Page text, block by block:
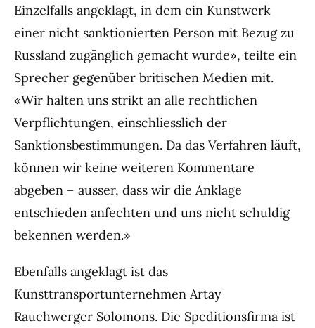
Einzelfalls angeklagt, in dem ein Kunstwerk
einer nicht sanktionierten Person mit Bezug zu
Russland zugänglich gemacht wurde», teilte ein
Sprecher gegenüber britischen Medien mit.
«Wir halten uns strikt an alle rechtlichen
Verpflichtungen, einschliesslich der
Sanktionsbestimmungen. Da das Verfahren läuft,
können wir keine weiteren Kommentare
abgeben – ausser, dass wir die Anklage
entschieden anfechten und uns nicht schuldig
bekennen werden.»
Ebenfalls angeklagt ist das
Kunsttransportunternehmen Artay
Rauchwerger Solomons. Die Speditionsfirma ist